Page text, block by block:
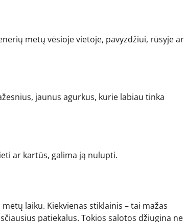
metų vėsioje vietoje, pavyzdžiui, rūsyje ar
jaunus agurkus, kurie labiau tinka
ar kartūs, galima ją nulupti.
laiku. Kiekvienas stiklainis – tai mažas
patiekalus. Tokios salotos džiugina ne